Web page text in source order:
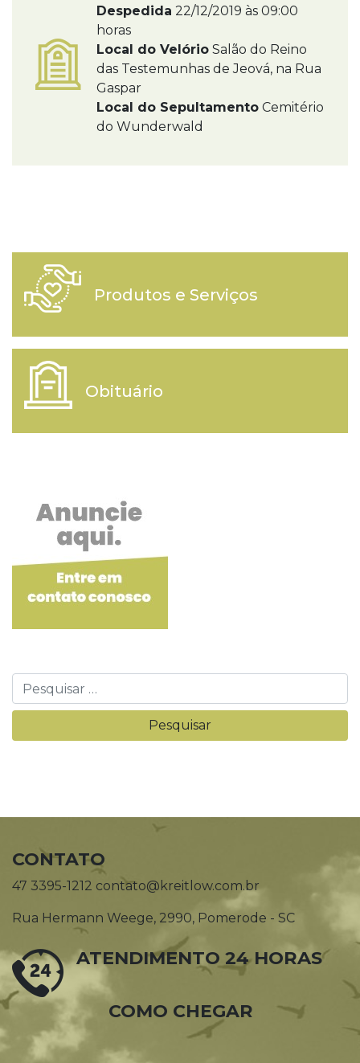
Despedida 22/12/2019 às 09:00
horas
Local do Velório Salão do Reino
das Testemunhas de Jeová, na Rua
Gaspar
Local do Sepultamento Cemitério
do Wunderwald
Produtos e Serviços
Obituário
CONTATO
47 3395-1212 contato@kreitlow.com.br
Rua Hermann Weege, 2990, Pomerode - SC
ATENDIMENTO 24 HORAS
COMO CHEGAR